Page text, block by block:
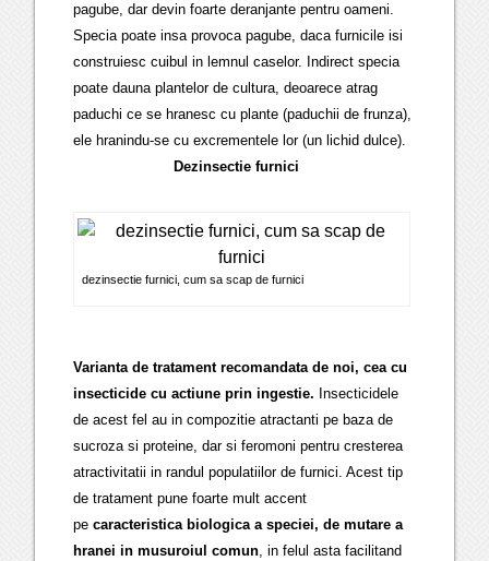
pagube, dar devin foarte deranjante pentru oameni.
Specia poate insa provoca pagube, daca furnicile isi
construiesc cuibul in lemnul caselor. Indirect specia
poate dauna plantelor de cultura, deoarece atrag
paduchi ce se hranesc cu plante (paduchii de frunza),
ele hranindu-se cu excrementele lor (un lichid dulce).
Dezinsectie furnici
dezinsectie furnici, cum sa scap de furnici
Varianta de tratament recomandata de noi, cea cu
insecticide cu actiune prin ingestie. Insecticidele
de acest fel au in compozitie atractanti pe baza de
sucroza si proteine, dar si feromoni pentru cresterea
atractivitatii in randul populatiilor de furnici. Acest tip
de tratament pune foarte mult accent
pecaracteristica biologica a speciei, de mutare a
hranei in musuroiul comun, in felul asta facilitand